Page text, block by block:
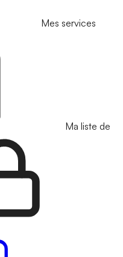
Mes services
Ma liste de